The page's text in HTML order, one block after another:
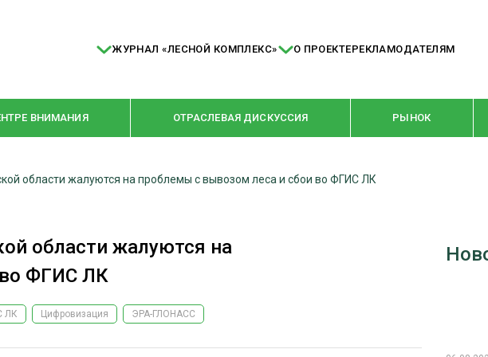
ЖУРНАЛ «ЛЕСНОЙ КОМПЛЕКС» О ПРОЕКТЕРЕКЛАМОДАТЕЛЯМ
ВНИМАНИЯ ОТРАСЛЕВАЯ ДИСКУССИЯ РЫНОК
ДОМОСТРОЕНИЕ
РУБРИКИ
КРУПНЫМ ПЛАНОМ
В ЦЕНТРЕ ВНИМАНИЯ
WOODEX-2021
СУШКА
области жалуются на проблемы с вывозом леса и сбои во ФГИС ЛК
области жалуются на
ФГИС ЛК
ЛК Цифровизация ЭРА-ГЛОНАСС